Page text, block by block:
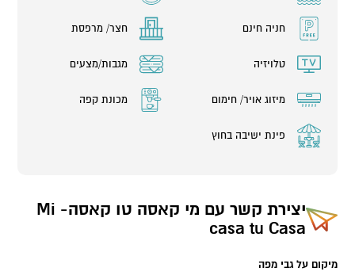
חניה חינם חצר/ מרפסת
טלויזיה מגבות/מצעים
מיזוג אויר/ חימום מכונת קפה
פינת ישיבה בחוץ
יצירת קשר עם
מי קאסה טו קאסה- Mi
casa tu Casa
מיקום על גבי מפה